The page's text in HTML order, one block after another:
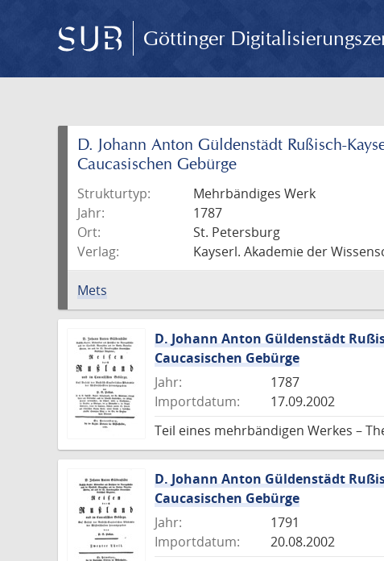
Göttinger
D. Johann Anton Güldenstädt Rußisch-
Caucasischen Gebürge
Strukturtyp:
Mehrbändiges Werk
Jahr:
1787
Ort:
St. Petersburg
Verlag:
Kayserl. Akademie der
Mets
D. Johann Anton Güldenstädt
Caucasischen Gebürge
Jahr:
1787
Importdatum:
17.09.2002
Teil eines mehrbändigen Werkes –
D. Johann Anton Güldenstädt
Caucasischen Gebürge
Jahr:
1791
Importdatum:
20.08.2002